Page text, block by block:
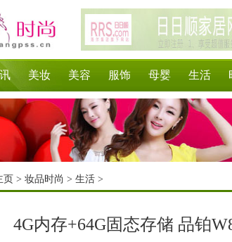
美妆 美容 服饰 母婴 生活
页 > 妆品时尚 > 生活 >
4G内存+64G固态存储 品铂